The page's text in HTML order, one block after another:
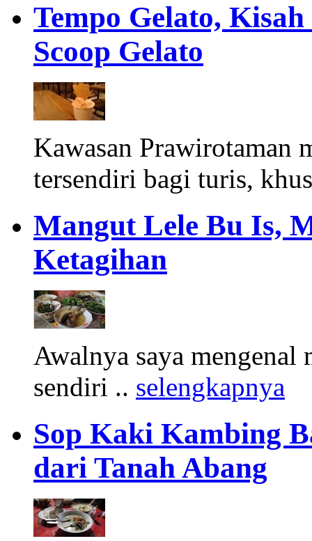
Tempo Gelato,
Scoop Gelato
Kawasan Prawirotaman
tersendiri bagi turis,
Mangut Lele Bu Is,
Ketagihan
Awalnya saya mengenal
sendiri .. selengkapnya
Sop Kaki Kambing
dari Tanah Abang